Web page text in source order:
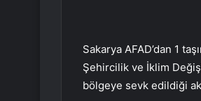
Sakarya AFAD’dan 1
Şehircilik ve İklim
bölgeye sevk edildiği